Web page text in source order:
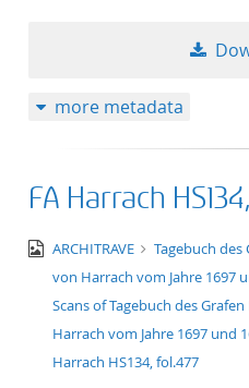
more metadata
FA Harrach
image/jpeg
ARCHITRAVE
Tagebuch
von Harrach vom Jahre 1697
Scans of Tagebuch des
Harrach vom Jahre 1697 und
Harrach HS134, fol.477